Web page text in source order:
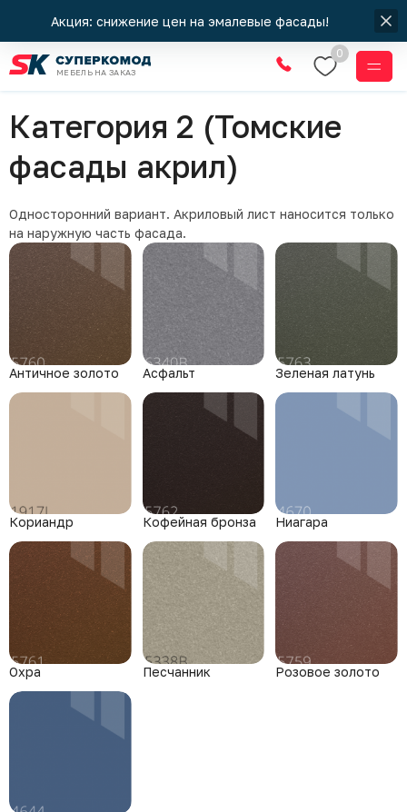
Акция: снижение цен на эмалевые фасады!
МЕБЕЛЬ НА ЗАКАЗ
0
Томские фасады акрил
Категория 2 (Томские
фасады акрил)
Односторонний вариант. Акриловый лист наносится только
на наружную часть фасада.
Античное золото Асфальт Зеленая латунь
Кориандр Кофейная бронза Ниагара
Охра Песчанник Розовое золото